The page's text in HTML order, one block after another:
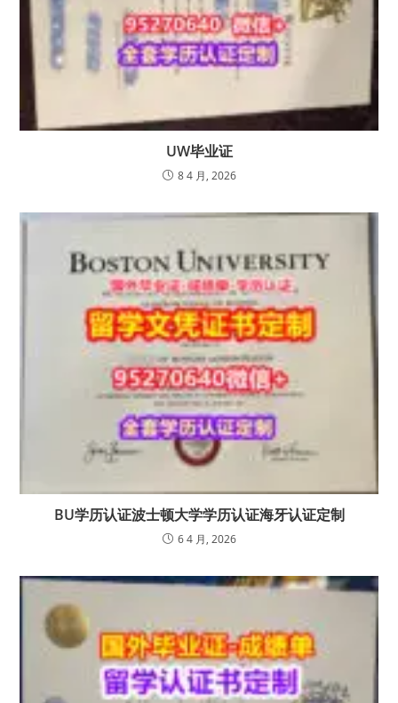
UW毕业证
8 4 月, 2026
BU学历认证波士顿大学学历认证海牙认证定制
6 4 月, 2026